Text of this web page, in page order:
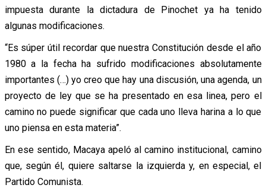
impuesta durante la dictadura de Pinochet ya ha tenido
algunas modificaciones.
“Es súper útil recordar que nuestra Constitución desde el año
1980 a la fecha ha sufrido modificaciones absolutamente
importantes (…) yo creo que hay una discusión, una agenda, un
proyecto de ley que se ha presentado en esa linea, pero el
camino no puede significar que cada uno lleva harina a lo que
uno piensa en esta materia”.
En ese sentido, Macaya apeló al camino institucional, camino
que, según él, quiere saltarse la izquierda y, en especial, el
Partido Comunista.